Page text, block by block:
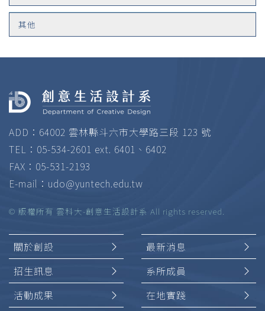
其他
ADD：64002 雲林縣斗六市大學路三段 123 號
TEL：05-534-2601 ext. 6401、6402
FAX：05-531-2193
E-mail： udo@yuntech.edu.tw
© 版權所有 雲科大-創意生活設計系 All rights reserved.
關於創設
最新消息
招生訊息
系所成員
活動成果
在地實踐